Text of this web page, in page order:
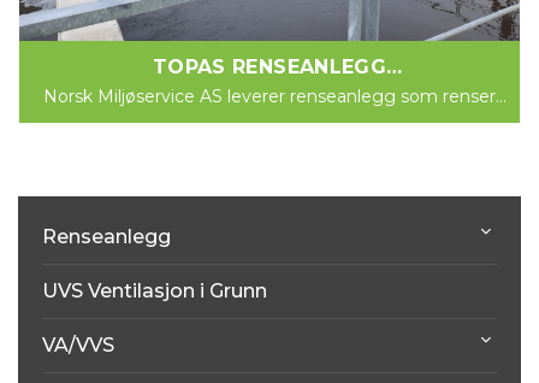
Renseanlegg
UVS Ventilasjon i Grunn
VA/VVS
TOPAS RENSEANLEGG
VASKEVANN/PRODUKSJON
Norsk Miljøservice AS leverer renseanlegg som renser
vaskevann og/eller produksjonsvann fra: